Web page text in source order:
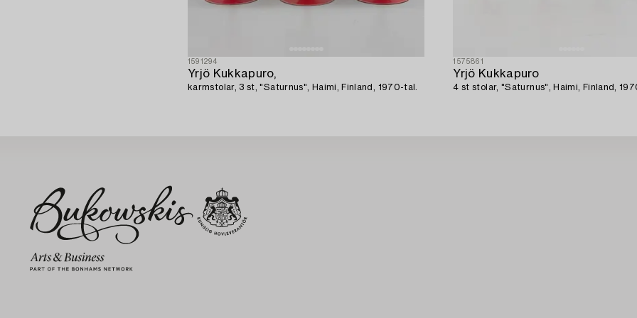
1591294
Yrjö Kukkapuro,
karmstolar, 3 st, "Saturnus", Haimi, Finland, 1970-tal.
1575861
Yrjö Kukkapuro
4 st stolar, "Saturnus", Haimi, Finland,